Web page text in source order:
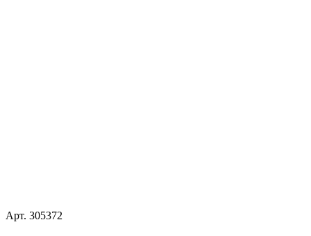
Арт. 305372